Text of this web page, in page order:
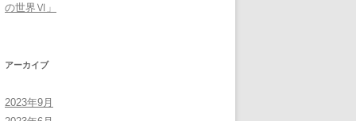
の世界Ⅵ」
アーカイブ
2023年9月